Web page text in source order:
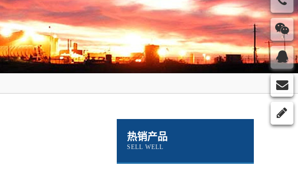
热销产品
SELL WELL